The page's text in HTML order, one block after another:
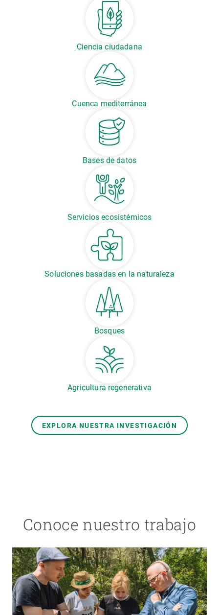
Ciencia ciudadana
Cuenca mediterránea
Bases de datos
Servicios ecosistémicos
Soluciones basadas en la naturaleza
Bosques
Agricultura regenerativa
EXPLORA NUESTRA INVESTIGACIÓN
Conoce nuestro trabajo